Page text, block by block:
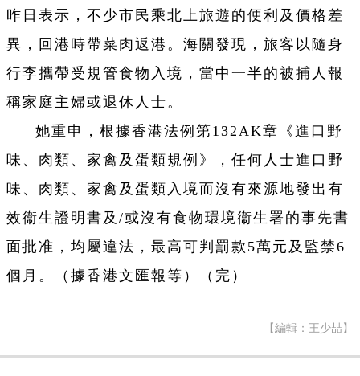
昨日表示，不少市民乘北上旅遊的便利及價格差
異，回港時帶菜肉返港。海關發現，旅客以隨身
行李攜帶受規管食物入境，當中一半的被捕人報
稱家庭主婦或退休人士。
她重申，根據香港法例第132AK章《進口野
味、肉類、家禽及蛋類規例》，任何人士進口野
味、肉類、家禽及蛋類入境而沒有來源地發出有
效衞生證明書及/或沒有食物環境衞生署的事先書
面批准，均屬違法，最高可判罰款5萬元及監禁6
個月。（據香港文匯報等）（完）
【編輯：王少喆】